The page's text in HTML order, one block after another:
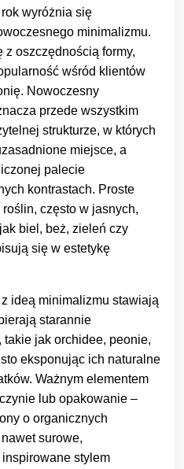
wyróżnia się
minimalizmu.
z oszczędnością formy,
wśród klientów
Nowoczesny
przede wszystkim
strukturze, w których
miejsce, a
palecie
kontrastach. Proste
często w jasnych,
biel, beż, zieleń czy
się w estetykę
ideą minimalizmu stawiają
starannie
jak orchidee, peonie,
eksponując ich naturalne
Ważnym elementem
lub opakowanie –
o organicznych
surowe,
stylem